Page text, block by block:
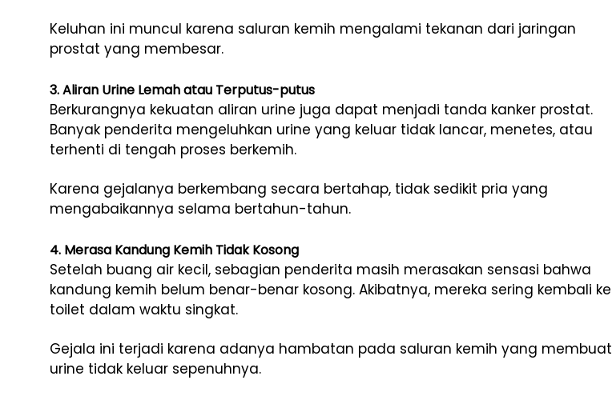
Keluhan ini muncul karena saluran kemih mengalami tekanan dari jaringan
prostat yang membesar.
3. Aliran Urine Lemah atau Terputus-putus
Berkurangnya kekuatan aliran urine juga dapat menjadi tanda kanker prostat.
Banyak penderita mengeluhkan urine yang keluar tidak lancar, menetes, atau
terhenti di tengah proses berkemih.
Karena gejalanya berkembang secara bertahap, tidak sedikit pria yang
mengabaikannya selama bertahun-tahun.
4. Merasa Kandung Kemih Tidak Kosong
Setelah buang air kecil, sebagian penderita masih merasakan sensasi bahwa
kandung kemih belum benar-benar kosong. Akibatnya, mereka sering kembali ke
toilet dalam waktu singkat.
Gejala ini terjadi karena adanya hambatan pada saluran kemih yang membuat
urine tidak keluar sepenuhnya.